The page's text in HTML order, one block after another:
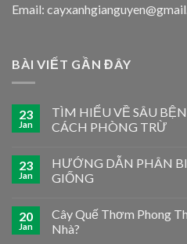
Email:
BÀI VIẾT GẦN ĐÂY
23
Jan
TÌM HIỂU VỀ SÂU
CÁCH PHÒNG TRỪ
23
Jan
HƯỚNG DẪN PHÂN
GIỐNG
20
Jan
Cây Quế Thơm Phong
Nhà?